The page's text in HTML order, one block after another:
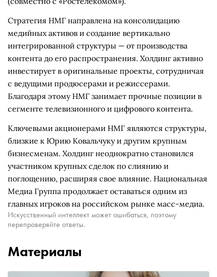
Стратегия НМГ направлена на консолидацию
медийных активов и создание вертикально
интегрированной структуры — от производства
контента до его распространения. Холдинг активно
инвестирует в оригинальные проекты, сотрудничая
с ведущими продюсерами и режиссерами.
Благодаря этому НМГ занимает прочные позиции в
сегменте телевизионного и цифрового контента.
Ключевыми акционерами НМГ являются структуры,
близкие к Юрию Ковальчуку и другим крупным
бизнесменам. Холдинг неоднократно становился
участником крупных сделок по слиянию и
поглощению, расширяя свое влияние. Национальная
Медиа Группа продолжает оставаться одним из
главных игроков на российском рынке масс-медиа.
Искусственный интеллект может ошибаться, поэтому
перепроверяйте ответы.
Материалы